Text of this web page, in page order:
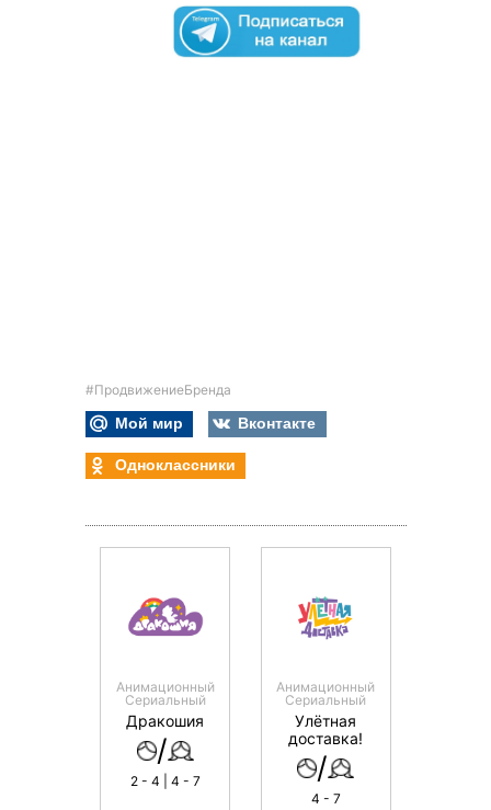
#ПродвижениеБренда
Мой мир
Вконтакте
Одноклассники
Анимационный
Сериальный
Дракошия
/
2 - 4 | 4 - 7
Анимационный
Сериальный
Улётная
доставка!
/
4 - 7